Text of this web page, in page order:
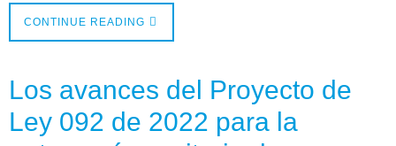
CONTINUE READING
Los avances del Proyecto de
Ley 092 de 2022 para la